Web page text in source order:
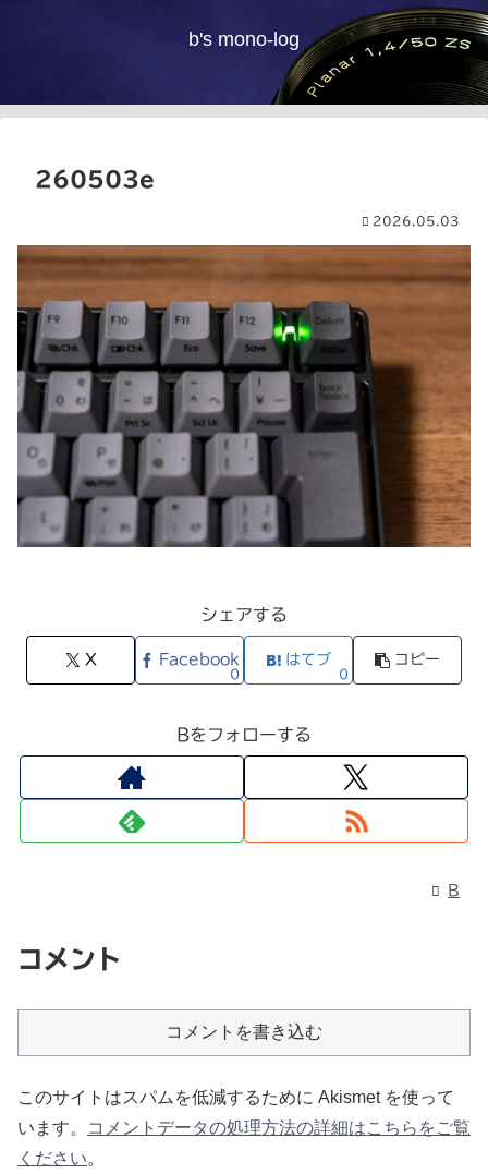
b's mono-log
260503e
2026.05.03
シェアする
X Facebook
0
はてブ
0
コピー
Bをフォローする
B
コメント
コメントを書き込む
このサイトはスパムを低減するために Akismet を使って
います。
コメントデータの処理方法の詳細はこちらをご覧
ください。